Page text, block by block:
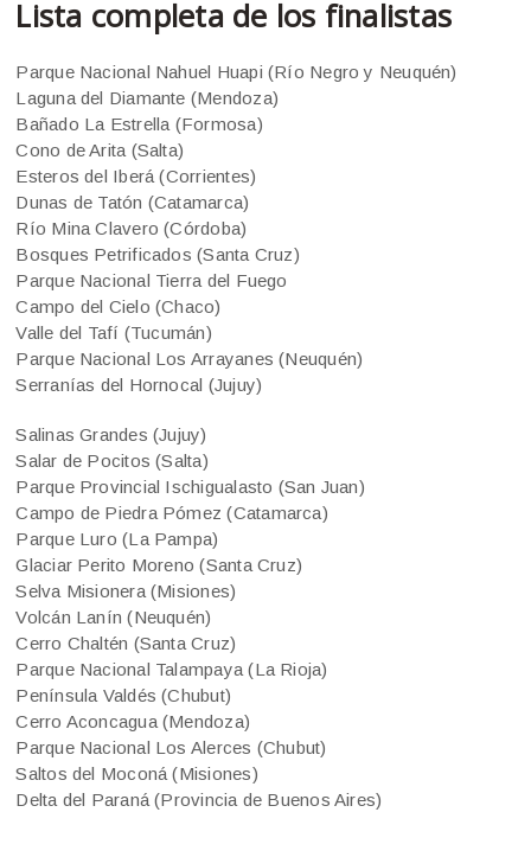
Lista completa de los finalistas
Parque Nacional Nahuel Huapi (Río Negro y Neuquén)
Laguna del Diamante (Mendoza)
Bañado La Estrella (Formosa)
Cono de Arita (Salta)
Esteros del Iberá (Corrientes)
Dunas de Tatón (Catamarca)
Río Mina Clavero (Córdoba)
Bosques Petrificados (Santa Cruz)
Parque Nacional Tierra del Fuego
Campo del Cielo (Chaco)
Valle del Tafí (Tucumán)
Parque Nacional Los Arrayanes (Neuquén)
Serranías del Hornocal (Jujuy)
Salinas Grandes (Jujuy)
Salar de Pocitos (Salta)
Parque Provincial Ischigualasto (San Juan)
Campo de Piedra Pómez (Catamarca)
Parque Luro (La Pampa)
Glaciar Perito Moreno (Santa Cruz)
Selva Misionera (Misiones)
Volcán Lanín (Neuquén)
Cerro Chaltén (Santa Cruz)
Parque Nacional Talampaya (La Rioja)
Península Valdés (Chubut)
Cerro Aconcagua (Mendoza)
Parque Nacional Los Alerces (Chubut)
Saltos del Moconá (Misiones)
Delta del Paraná (Provincia de Buenos Aires)